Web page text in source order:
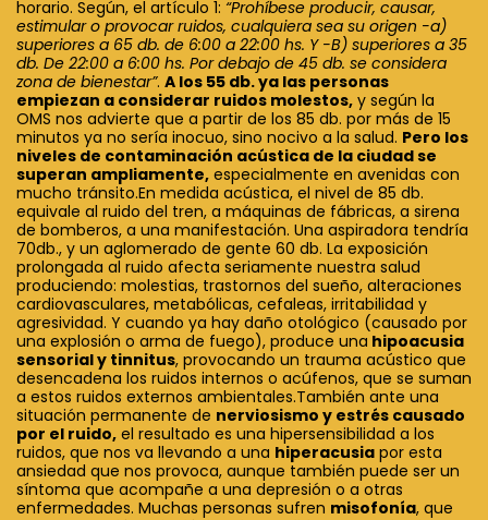
horario. Según, el artículo 1: “Prohíbese producir, causar,
estimular o provocar ruidos, cualquiera sea su origen -a)
superiores a 65 db. de 6:00 a 22:00 hs. Y -B) superiores a 35
db. De 22:00 a 6:00 hs. Por debajo de 45 db. se considera
zona de bienestar”. A los 55 db. ya las personas
empiezan a considerar ruidos molestos, y según la
OMS nos advierte que a partir de los 85 db. por más de 15
minutos ya no sería inocuo, sino nocivo a la salud. Pero los
niveles de contaminación acústica de la ciudad se
superan ampliamente, especialmente en avenidas con
mucho tránsito.En medida acústica, el nivel de 85 db.
equivale al ruido del tren, a máquinas de fábricas, a sirena
de bomberos, a una manifestación. Una aspiradora tendría
70db., y un aglomerado de gente 60 db. La exposición
prolongada al ruido afecta seriamente nuestra salud
produciendo: molestias, trastornos del sueño, alteraciones
cardiovasculares, metabólicas, cefaleas, irritabilidad y
agresividad. Y cuando ya hay daño otológico (causado por
una explosión o arma de fuego), produce una hipoacusia
sensorial y tinnitus, provocando un trauma acústico que
desencadena los ruidos internos o acúfenos, que se suman
a estos ruidos externos ambientales.También ante una
situación permanente de nerviosismo y estrés causado
por el ruido, el resultado es una hipersensibilidad a los
ruidos, que nos va llevando a una hiperacusia por esta
ansiedad que nos provoca, aunque también puede ser un
síntoma que acompañe a una depresión o a otras
enfermedades. Muchas personas sufren misofonía, que